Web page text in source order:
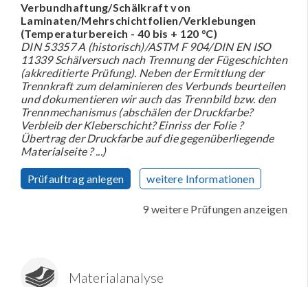
Verbundhaftung/Schälkraft von
Laminaten/Mehrschichtfolien/Verklebungen
(Temperaturbereich - 40 bis + 120 °C)
DIN 53357 A (historisch)/ASTM F 904/DIN EN ISO
11339 Schälversuch nach Trennung der Fügeschichten
(akkreditierte Prüfung). Neben der Ermittlung der
Trennkraft zum delaminieren des Verbunds beurteilen
und dokumentieren wir auch das Trennbild bzw. den
Trennmechanismus (abschälen der Druckfarbe?
Verbleib der Kleberschicht? Einriss der Folie ?
Übertrag der Druckfarbe auf die gegenüberliegende
Materialseite ? ...)
Prüfauftrag anlegen weitere Informationen
9 weitere Prüfungen anzeigen
Materialanalyse